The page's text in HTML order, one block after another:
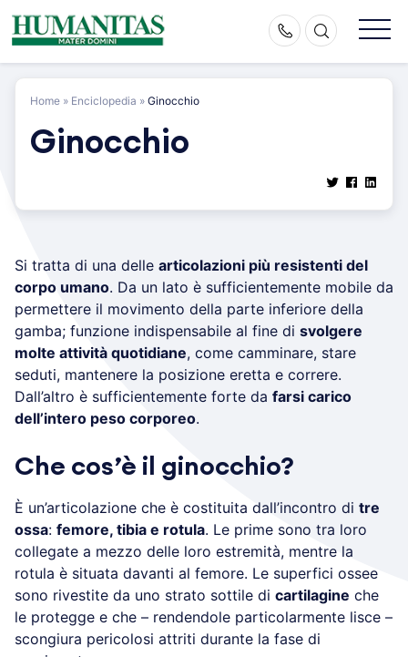
Skip
to
Home » Enciclopedia » Ginocchio
Ginocchio
Si tratta di una delle articolazioni più resistenti del
corpo umano. Da un lato è sufficientemente mobile da
permettere il movimento della parte inferiore della
gamba; funzione indispensabile al fine di svolgere
molte attività quotidiane, come camminare, stare
seduti, mantenere la posizione eretta e correre.
Dall’altro è sufficientemente forte da farsi carico
dell’intero peso corporeo.
Che cos’è il ginocchio?
È un’articolazione che è costituita dall’incontro di tre
ossa: femore, tibia e rotula. Le prime sono tra loro
collegate a mezzo delle loro estremità, mentre la
rotula è situata davanti al femore. Le superfici ossee
sono rivestite da uno strato sottile di cartilagine che
le protegge e che – rendendole particolarmente lisce –
scongiura pericolosi attriti durante la fase di